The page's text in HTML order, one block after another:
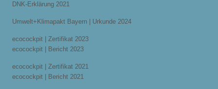
DNK-Erklärung 2021
Umwelt+Klimapakt Bayern | Urkunde 2024
ecocockpit | Zertifikat 2023
ecocockpit | Bericht 2023
ecocockpit | Zertifikat 2021
ecocockpit | Bericht 2021